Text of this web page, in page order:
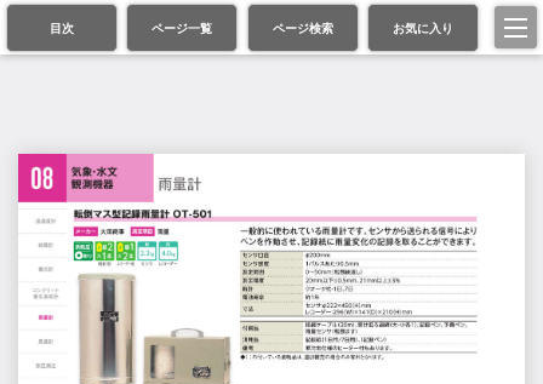
目次 ページ一覧 ページ検索 お気に入り